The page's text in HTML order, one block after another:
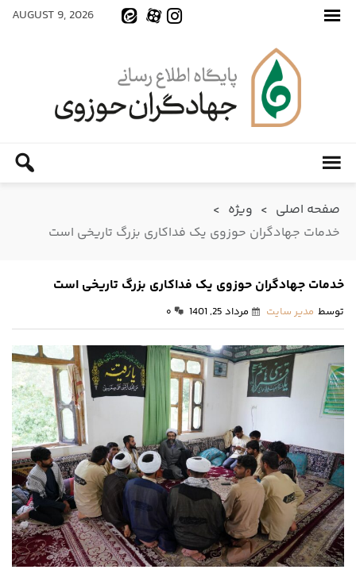
AUGUST 9, 2026
صفحه اصلی > ویژه >
خدمات جهادگران حوزوی یک فداکاری بزرگ تاریخی است
خدمات جهادگران حوزوی یک فداکاری بزرگ تاریخی است
توسط مدیر سایت مرداد 25, 1401 ۰